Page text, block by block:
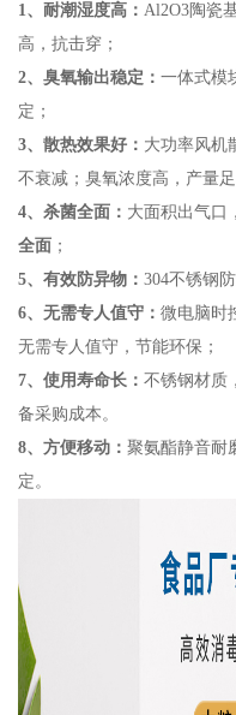
1、耐潮湿度高： Al2O3陶瓷
高，抗击穿；
2、臭氧输出稳定： 一体式模
定；
3、散热效果好： 大功率风机
不衰减；臭氧浓度高，产量足
4、杀菌全面： 大面积出气口
全面 ；
5、有效防异物： 304不锈钢
6、无需专人值守： 微电脑时
无需专人值守，节能环保；
7、使用寿命长： 不锈钢材质
备采购成本。
8、方便移动： 聚氨酯静音耐
定。